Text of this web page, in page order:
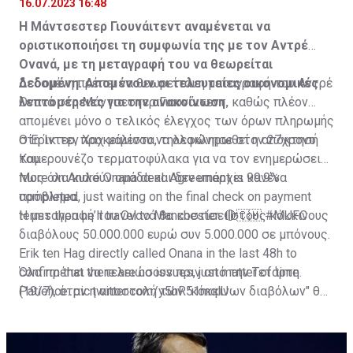
16.07.2023 16:48
Η Μάντσεστερ Γιουνάιτεντ αναμένεται να
οριστικοποιήσει τη συμφωνία της με τον Αντρέ
Ονανά, με τη μεταγραφή του να θεωρείται
δεδομένη. Απομένουν οι τελευταίες οικονομικές
λεπτομέρειες για την ανακοίνωση.
Δεδομένη πρέπει να θεωρείται η μεταγραφή του Αντρέ
Ονανά στη Μάντσεστερ Γιουνάιτεντ, καθώς πλέον
απομένει μόνο ο τελικός έλεγχος των όρων πληρωμής
στη Ίντερ, προκειμένου να ολοκληρωθεί η απόκτησή
του.
Ο Έρικ τεν Χαχ μάλιστα, τηλεφώνησε στον 27χρονο
Καμερουνέζο τερματοφύλακα για να τον ενημερώσει
πως όλα κυλούν ομάδα και δεν υπάρχει κανένα
πρόβλημα.
More on André Onana deal. Agreement is 99.9%
completed, just waiting on the final check on payment
terms then he’ll travel to Manchester. 🔴🇨🇲#MUFC
Erik ten Hag directly called Onana in the last 48h to
confirm that there are no issues, just matter of time.
Patience.pic.twitter.com/y5hR51mqlU
Η μεταγραφή του Ονανά θα κοστίσει στους κόκκινους
διαβόλους 50.000.000 ευρώ συν 5.000.000 σε μπόνους.
Όλα πρέπει να τελειώσουν πριν από την Τετάρτη
(19/7), όταν η αποστολή των "κόκκινων διαβόλων" θα